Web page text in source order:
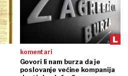
komentari
Govori li nam burza da je
poslovanje većine kompanija